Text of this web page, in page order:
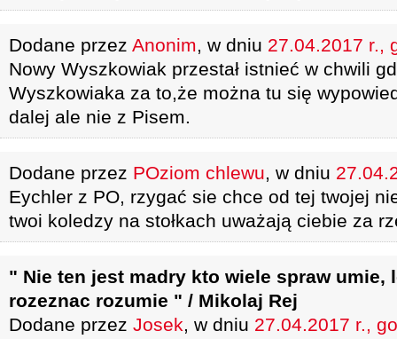
Dodane przez Anonim, w dniu 27.04.2017 r.,
Nowy Wyszkowiak przestał istnieć w chwili
Wyszkowiaka za to,że można tu się
dalej ale nie z Pisem.
Dodane przez POziom chlewu, w dniu
Eychler z PO, rzygać sie chce od tej twojej
twoi koledzy na stołkach uważają ciebie za
" Nie ten jest madry kto wiele spraw umie,
rozeznac rozumie " / Mikolaj Rej
Dodane przez Josek, w dniu 27.04.2017 r.,